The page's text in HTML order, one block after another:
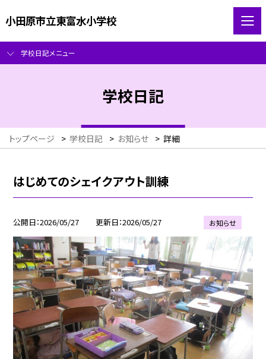
小田原市立東富水小学校
学校日記メニュー
学校日記
トップページ > 学校日記 > お知らせ > 詳細
はじめてのシェイクアウト訓練
公開日 2026/05/27 更新日 2026/05/27 お知らせ